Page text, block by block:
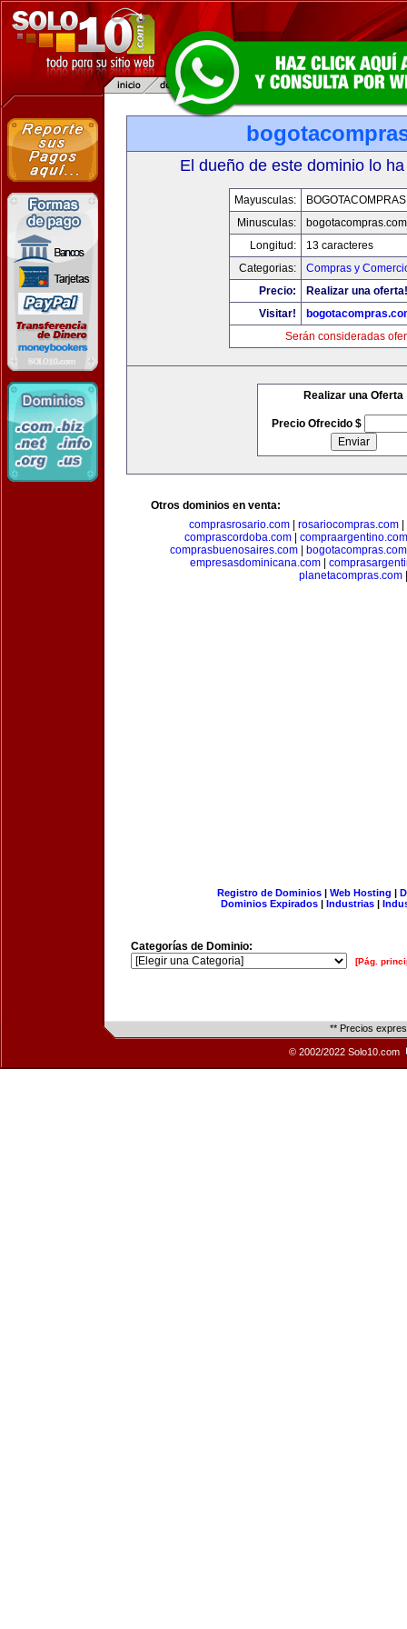
El dueño de este dominio lo
Mayusculas:
Minusculas:
bogotacompras.com
Longitud:
13 caracteres
Categorias:
Compras y
Precio:
Realizar una oferta!
Visitar!
Serán consideradas
Realizar una Oferta
Precio Ofrecido $
Otros dominios en venta:
comprasrosario.com
rosariocompras.com
comprascordoba.com
compraargentino.com
comprasbuenosaires.com
bogotacompras.com
empresasdominicana.com|
planetacompras.com
Registro de Dominios| Web Hosting |
Dominios Expirados | Industrias |
Categorías de Dominio:
[Pág.
** Precios
© 2002/2022 Solo10.com